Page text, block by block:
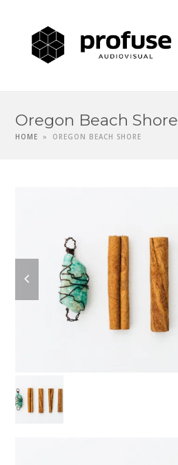
Oregon Beach Shore
HOME » OREGON BEACH SHORE